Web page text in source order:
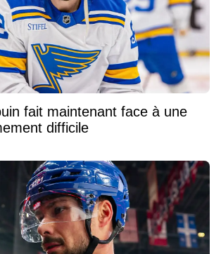
fait maintenant face à une
difficile